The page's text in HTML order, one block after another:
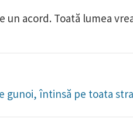
un acord. Toată lumea
gunoi, întinsă pe toata